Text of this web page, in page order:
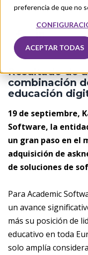
preferencia de que no
ACEPTAR TODAS
Resultado de
combinación
educación
19 de septiembre,
Software, la
un gran paso en el
adquisición de
de soluciones de
Para Academic
un avance
más su posición de
educativo en toda
solo amplía